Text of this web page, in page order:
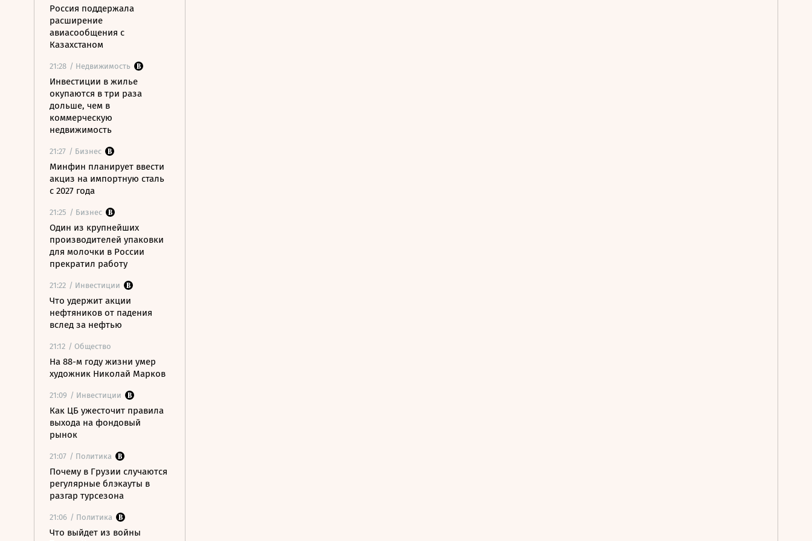
Россия поддержала
расширение
авиасообщения с
Казахстаном
21:28 / Недвижимость
Инвестиции в жилье
окупаются в три раза
дольше, чем в
коммерческую
недвижимость
21:27 / Бизнес
Минфин планирует ввести
акциз на импортную сталь
с 2027 года
21:25 / Бизнес
Один из крупнейших
производителей упаковки
для молочки в России
прекратил работу
21:22 / Инвестиции
Что удержит акции
нефтяников от падения
вслед за нефтью
21:12 / Общество
На 88-м году жизни умер
художник Николай Марков
21:09 / Инвестиции
Как ЦБ ужесточит правила
выхода на фондовый
рынок
21:07 / Политика
Почему в Грузии случаются
регулярные блэкауты в
разгар турсезона
21:06 / Политика
Что выйдет из войны